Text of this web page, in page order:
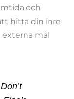
och
hitta din inre
mål